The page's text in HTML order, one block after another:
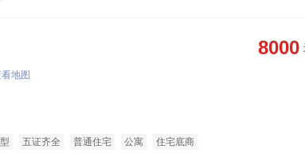
8000
地图
五证齐全 普通住宅 公寓 住宅底商